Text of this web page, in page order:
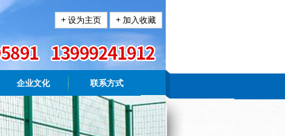
+ 设为主页 + 加入收藏
企业文化 联系方式